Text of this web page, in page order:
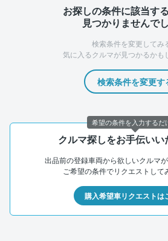
お探しの条件に該当す
見つかりませんでし
検索条件を変更してみ
気に入るクルマが見つかるかも
検索条件を変更す
クルマ探しをお手伝いい
出品前の登録車両から欲しいクルマ
ご希望の条件でリクエストして
購入希望車リクエストは
希望の条件を入力するだ